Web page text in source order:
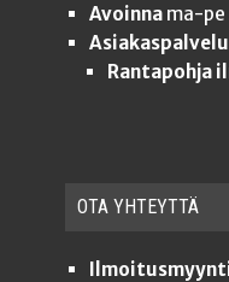
Avoinnama-pe
Asiakaspalvelu
Rantapohja
OTA YHTEYT­TÄ